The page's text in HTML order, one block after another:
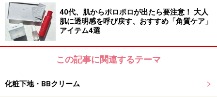
色も揃えたくなりそうです。
【商品お問合せ先】コスメデコルテ
商品詳細はコチラ
この商品についてのクチコミを書く・読む
40代、肌からポロポロが出たら要注意！ 大人
肌に透明感を呼び戻す、おすすめ「角質ケア」
アイテム4選
この記事に関連するテーマ
化粧下地・BBクリーム